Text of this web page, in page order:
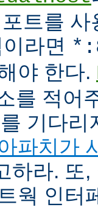
트를
라면
야 한다.
를 적어
기다
파치가
하라. 또
웍 인터